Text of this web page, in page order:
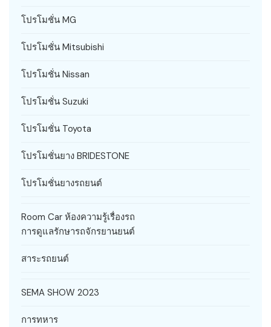
โปรโมชั่น MG
โปรโมชั่น Mitsubishi
โปรโมชั่น Nissan
โปรโมชั่น Suzuki
โปรโมชั่น Toyota
โปรโมชั่นยาง BRIDESTONE
โปรโมชั่นยางรถยนต์
Room Car ห้องความรู้เรื่องรถ
การดูแลรักษารถจักรยานยนต์
สาระรถยนต์
SEMA SHOW 2023
การทหาร